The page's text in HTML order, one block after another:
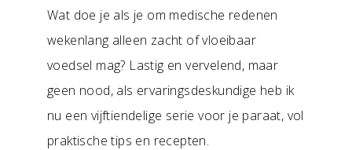
Wat doe je als je om medische redenen
wekenlang alleen zacht of vloeibaar
voedsel mag? Lastig en vervelend, maar
geen nood, als ervaringsdeskundige heb ik
nu een vijftiendelige serie voor je paraat, vol
praktische tips en recepten.